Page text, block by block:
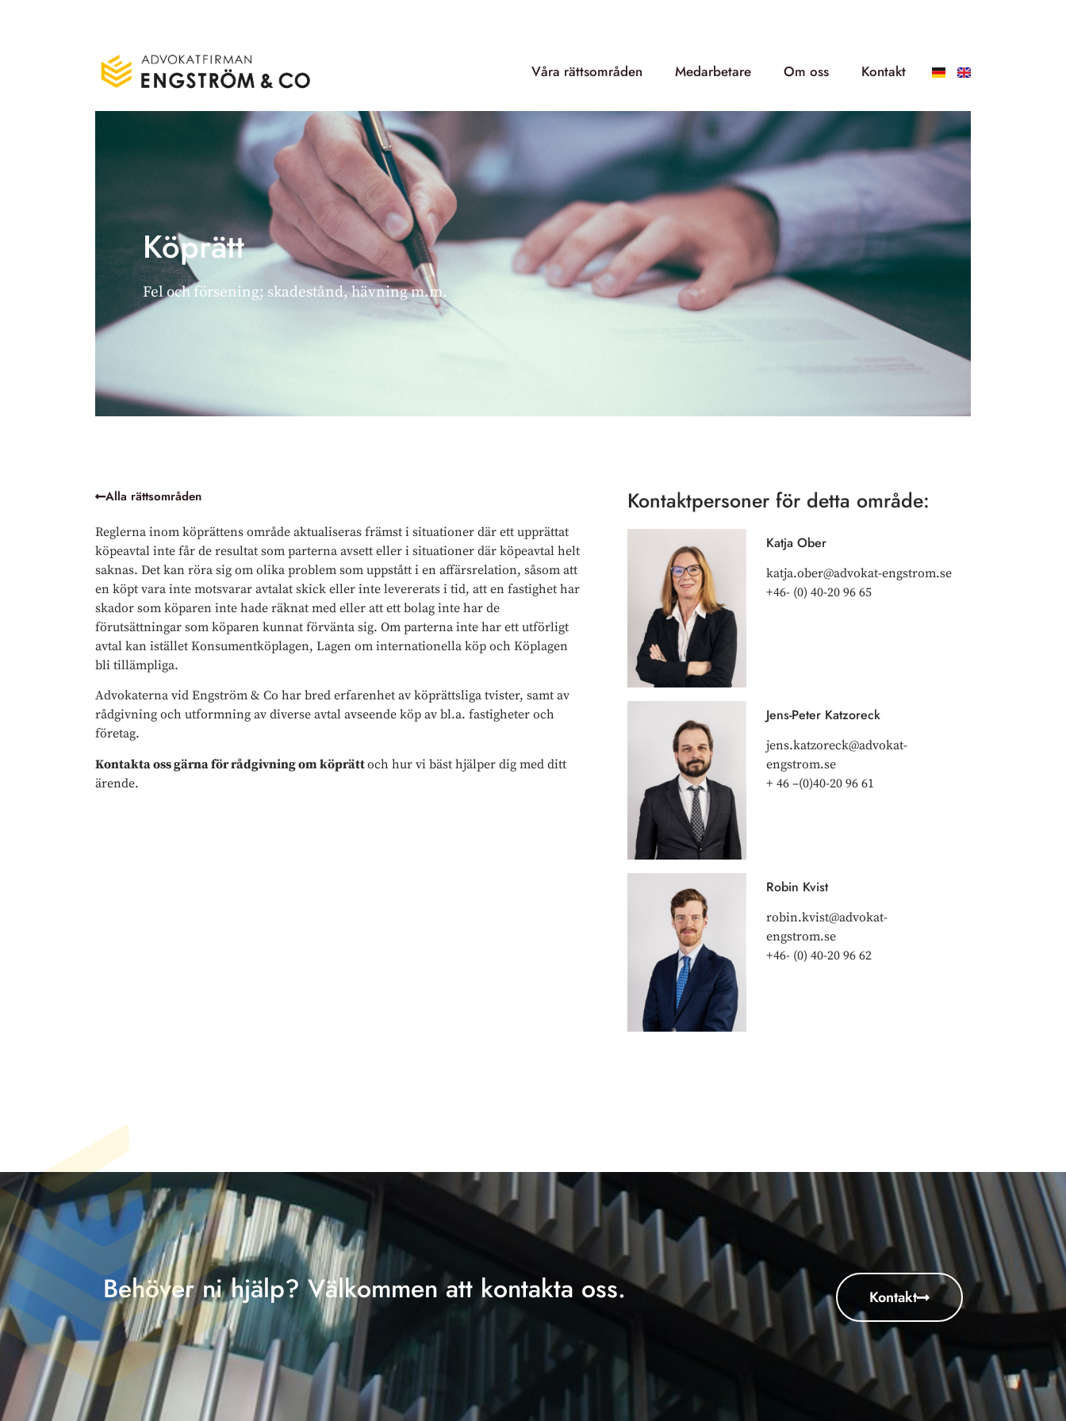
Våra rättsområden Medarbetare Om oss Kontakt
Köprätt
Fel och försening; skadestånd, hävning m.m.
Alla rättsområden
Reglerna inom köprättens område aktualiseras främst i situationer där ett upprättat
köpeavtal inte får de resultat som parterna avsett eller i situationer där köpeavtal helt
saknas. Det kan röra sig om olika problem som uppstått i en affärsrelation, såsom att
en köpt vara inte motsvarar avtalat skick eller inte levererats i tid, att en fastighet har
skador som köparen inte hade räknat med eller att ett bolag inte har de
förutsättningar som köparen kunnat förvänta sig. Om parterna inte har ett utförligt
avtal kan istället Konsumentköplagen, Lagen om internationella köp och Köplagen
bli tillämpliga.
Advokaterna vid Engström & Co har bred erfarenhet av köprättsliga tvister, samt av
rådgivning och utformning av diverse avtal avseende köp av bl.a. fastigheter och
företag.
Kontakta oss gärna för rådgivning om köprättoch hur vi bäst hjälper dig med ditt
ärende.
Kontaktpersoner för detta område:
Katja Ober
katja.ober@advokat-engstrom.se
+46- (0) 40-20 96 65
Jens-Peter Katzoreck
jens.katzoreck@advokat-
engstrom.se
+ 46 –(0)40-20 96 61
Robin Kvist
robin.kvist@advokat-
engstrom.se
+46- (0) 40-20 96 62
Behöver ni hjälp? Välkommen att kontakta oss. Kontakt